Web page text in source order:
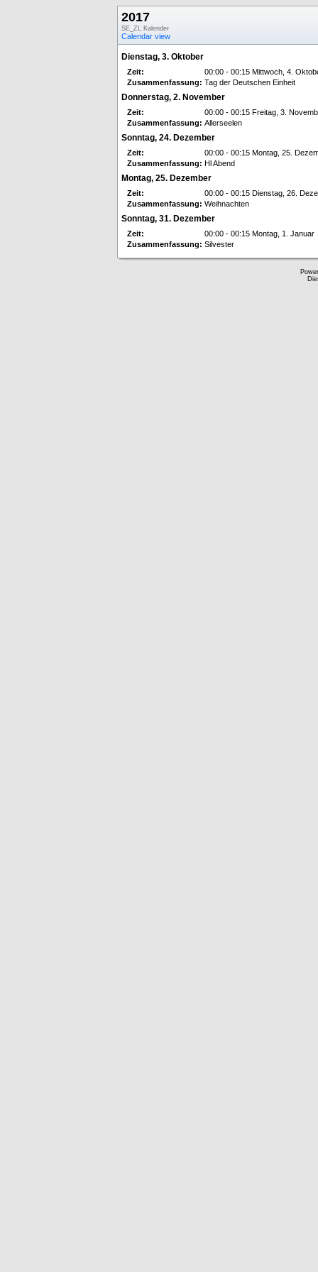
2017
SE_ZL Kalender
Calendar view
Dienstag, 3. Oktober
Zeit:
00:00 - 00:15 Mittwoch, 4.
Zusammenfassung: Tag der Deutschen Einheit
Donnerstag, 2. November
Zeit:
00:00 - 00:15 Freitag, 3.
Zusammenfassung: Allerseelen
Sonntag, 24. Dezember
Zeit:
00:00 - 00:15 Montag, 25.
Zusammenfassung: Hl Abend
Montag, 25. Dezember
Zeit:
00:00 - 00:15 Dienstag, 26.
Zusammenfassung: Weihnachten
Sonntag, 31. Dezember
Zeit:
00:00 - 00:15 Montag, 1. Januar
Zusammenfassung: Silvester